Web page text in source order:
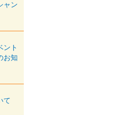
ャン
ント
お知
て